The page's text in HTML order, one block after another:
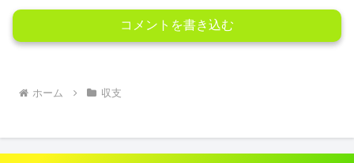
コメントを書き込む
ホーム 収支